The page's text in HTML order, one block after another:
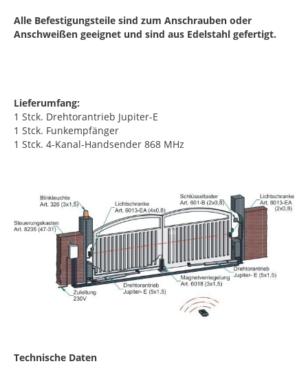
Alle Befestigungsteile sind zum Anschrauben oder
Anschweißen geeignet und sind aus Edelstahl gefertigt.
Lieferumfang:
1 Stck. Drehtorantrieb Jupiter-E
1 Stck. Funkempfänger
1 Stck. 4-Kanal-Handsender 868 MHz
Technische Daten